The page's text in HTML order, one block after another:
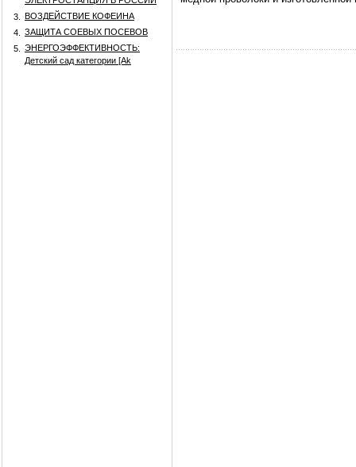
3.
ВОЗДЕЙСТВИЕ КОФЕИНА
4.
ЗАЩИТА СОЕВЫХ ПОСЕВОВ
5.
ЭНЕРГОЭФФЕКТИВНОСТЬ:
Детский сад категории [Аk